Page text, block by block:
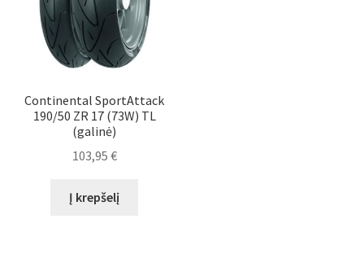
Continental SportAttack
190/50 ZR 17 (73W) TL
(galinė)
103,95 €
Į krepšelį